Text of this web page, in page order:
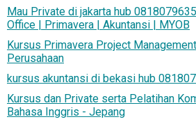
Mau Private di jakarta hub
Office | Primavera | Akuntansi | MYOB
Kursus Primavera Project
Perusahaan
kursus akuntansi di bekasi hub
Kursus dan Private serta Pelatihan
Bahasa Inggris - Jepang